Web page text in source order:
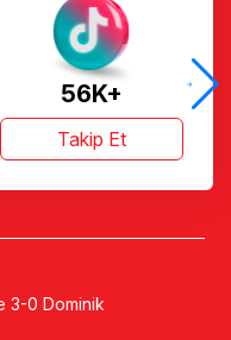
56K+
Takip Et
3-0 Dominik